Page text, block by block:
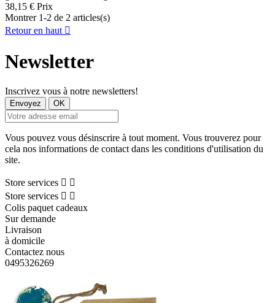
38,15 € Prix
Montrer 1-2 de 2 articles(s)
Retour en haut 
Newsletter
Inscrivez vous à notre newsletters!
Vous pouvez vous désinscrire à tout moment. Vous trouverez pour
cela nos informations de contact dans les conditions d'utilisation du
site.
Store services  
Store services  
Colis paquet cadeaux
Sur demande
Livraison
à domicile
Contactez nous
0495326269